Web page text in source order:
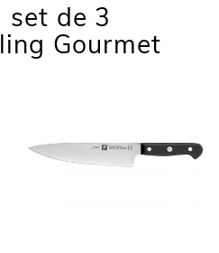
set de 3
Gourmet